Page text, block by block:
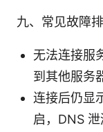
九、常见故障
无法连接服
到其他服务
连接后仍显
启，DNS 泄